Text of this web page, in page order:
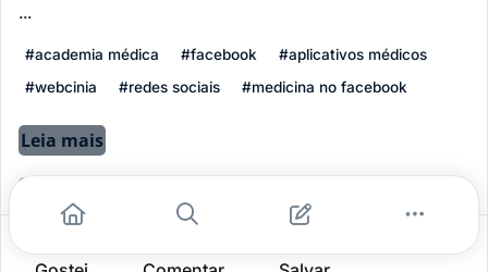
...
#academia médica #facebook
#aplicativos médicos
#webcinia
#redes sociais #medicina no facebook
Leia mais
0